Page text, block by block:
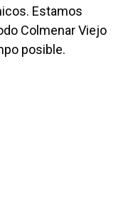
Estamos
Colmenar Viejo
posible.